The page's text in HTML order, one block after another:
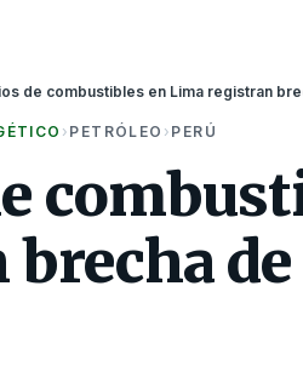
› PETRÓLEO › PERÚ